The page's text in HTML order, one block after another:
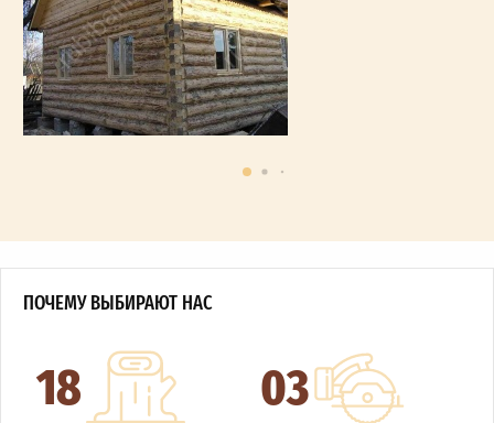
ПОЧЕМУ ВЫБИРАЮТ НАС
18 03